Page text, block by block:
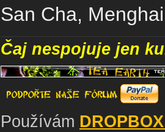
San Cha,
Čaj nespojuje jen
Používám